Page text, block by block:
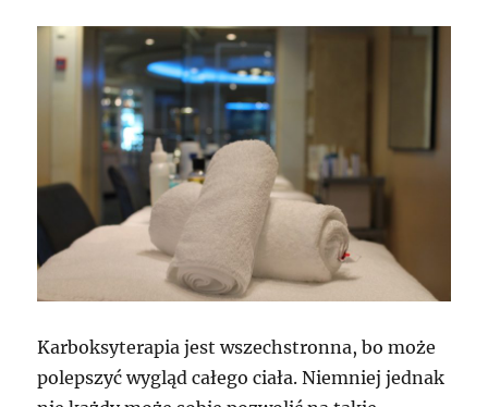
Karboksyterapia jest wszechstronna, bo może
polepszyć wygląd całego ciała. Niemniej jednak